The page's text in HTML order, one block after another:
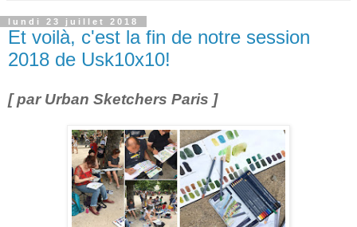
lundi 23 juillet 2018
Et voilà, c'est la fin de notre session
2018 de Usk10x10!
[ par Urban Sketchers Paris ]